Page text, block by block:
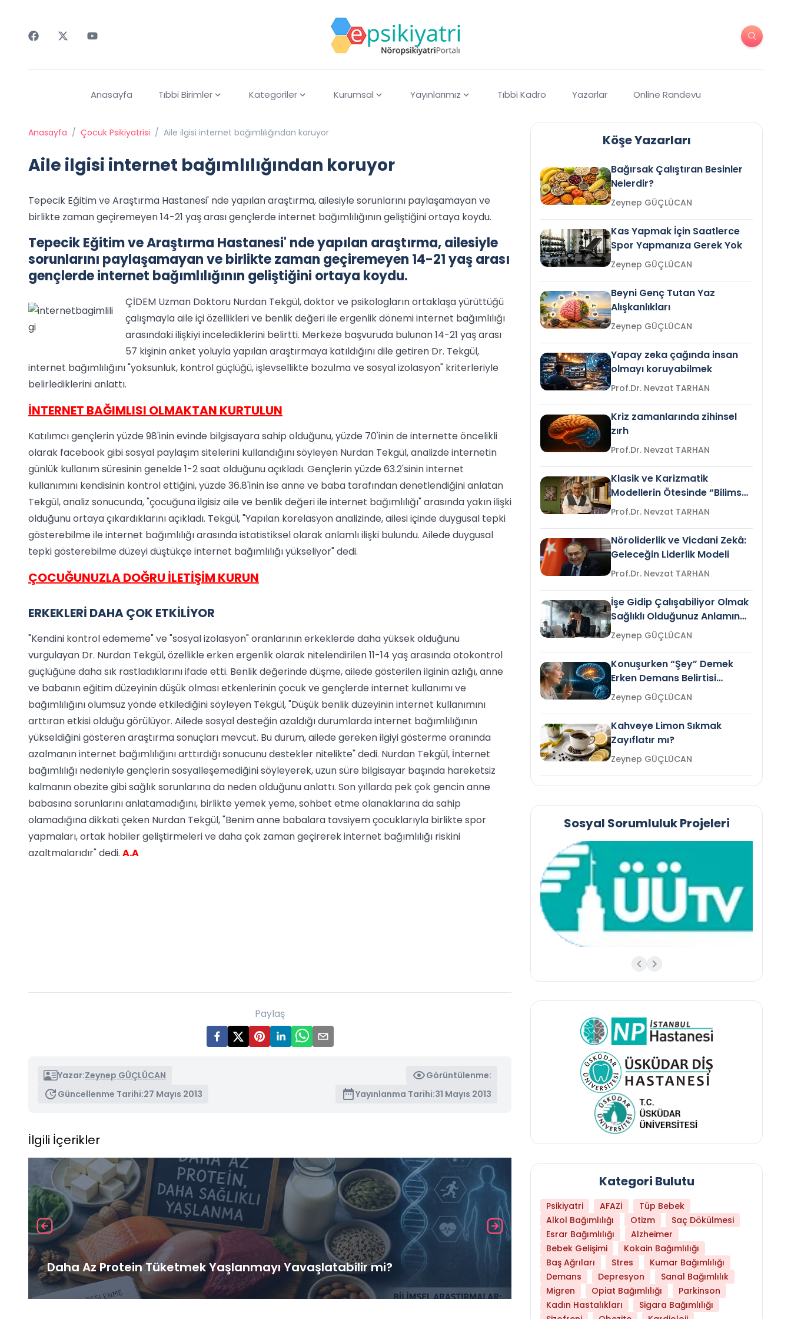
Anasayfa Tıbbi Birimler Kategoriler Kurumsal Yayınlarımız Tıbbi Kadro Yazarlar Online Randevu
Anasayfa / Çocuk Psikiyatrisi / Aile ilgisi internet bağımlılığından koruyor
Aile ilgisi internet bağımlılığından koruyor
Tepecik Eğitim ve Araştırma Hastanesi' nde yapılan araştırma, ailesiyle sorunlarını paylaşamayan ve
birlikte zaman geçiremeyen 14-21 yaş arası gençlerde internet bağımlılığının geliştiğini ortaya koydu.
Tepecik Eğitim ve Araştırma Hastanesi' nde yapılan araştırma, ailesiyle
sorunlarını paylaşamayan ve birlikte zaman geçiremeyen 14-21 yaş arası
gençlerde internet bağımlılığının geliştiğini ortaya koydu.
ÇİDEM Uzman Doktoru Nurdan Tekgül, doktor ve psikologların ortaklaşa yürüttüğü
çalışmayla aile içi özellikleri ve benlik değeri ile ergenlik dönemi internet bağımlılığı
arasındaki ilişkiyi incelediklerini belirtti. Merkeze başvuruda bulunan 14-21 yaş arası
57 kişinin anket yoluyla yapılan araştırmaya katıldığını dile getiren Dr. Tekgül,
internet bağımlılığını "yoksunluk, kontrol güçlüğü, işlevsellikte bozulma ve sosyal izolasyon" kriterleriyle
belirlediklerini anlattı.
İNTERNET BAĞIMLISI OLMAKTAN KURTULUN
Katılımcı gençlerin yüzde 98'inin evinde bilgisayara sahip olduğunu, yüzde 70'inin de internette öncelikli
olarak facebook gibi sosyal paylaşım sitelerini kullandığını söyleyen Nurdan Tekgül, analizde internetin
günlük kullanım süresinin genelde 1-2 saat olduğunu açıkladı. Gençlerin yüzde 63.2'sinin internet
kullanımını kendisinin kontrol ettiğini, yüzde 36.8'inin ise anne ve baba tarafından denetlendiğini anlatan
Tekgül, analiz sonucunda, "çocuğuna ilgisiz aile ve benlik değeri ile internet bağımlılığı" arasında yakın ilişki
olduğunu ortaya çıkardıklarını açıkladı. Tekgül, "Yapılan korelasyon analizinde, ailesi içinde duygusal tepki
gösterebilme ile internet bağımlılığı arasında istatistiksel olarak anlamlı ilişki bulundu. Ailede duygusal
tepki gösterebilme düzeyi düştükçe internet bağımlılığı yükseliyor" dedi.
ÇOCUĞUNUZLA DOĞRU İLETİŞİM KURUN
ERKEKLERİ DAHA ÇOK ETKİLİYOR
"Kendini kontrol edememe" ve "sosyal izolasyon" oranlarının erkeklerde daha yüksek olduğunu
vurgulayan Dr. Nurdan Tekgül, özellikle erken ergenlik olarak nitelendirilen 11-14 yaş arasında otokontrol
güçlüğüne daha sık rastladıklarını ifade etti. Benlik değerinde düşme, ailede gösterilen ilginin azlığı, anne
ve babanın eğitim düzeyinin düşük olması etkenlerinin çocuk ve gençlerde internet kullanımı ve
bağımlılığını olumsuz yönde etkilediğini söyleyen Tekgül, "Düşük benlik düzeyinin internet kullanımını
arttıran etkisi olduğu görülüyor. Ailede sosyal desteğin azaldığı durumlarda internet bağımlılığının
yükseldiğini gösteren araştırma sonuçları mevcut. Bu durum, ailede gereken ilgiyi gösterme oranında
azalmanın internet bağımlılığını arttırdığı sonucunu destekler nitelikte" dedi. Nurdan Tekgül, İnternet
bağımlılığı nedeniyle gençlerin sosyalleşemediğini söyleyerek, uzun süre bilgisayar başında hareketsiz
kalmanın obezite gibi sağlık sorunlarına da neden olduğunu anlattı. Son yıllarda pek çok gencin anne
babasına sorunlarını anlatamadığını, birlikte yemek yeme, sohbet etme olanaklarına da sahip
olamadığına dikkati çeken Nurdan Tekgül, "Benim anne babalara tavsiyem çocuklarıyla birlikte spor
yapmaları, ortak hobiler geliştirmeleri ve daha çok zaman geçirerek internet bağımlılığı riskini
azaltmalarıdır" dedi. A.A
Paylaş
Yazar:Zeynep GÜÇLÜCAN
Görüntülenme:
Güncellenme Tarihi:27 Mayıs 2013 Yayınlanma Tarihi:31 Mayıs 2013
İlgili İçerikler
Daha Az Protein Tüketmek Yaşlanmayı Yavaşlatabilir mi? Beyin Metastazı Nedir? Kanser Beyne Nasıl
Köşe Yazarları
Bağırsak Çalıştıran Besinler
Nelerdir?
Zeynep GÜÇLÜCAN
Kas Yapmak İçin Saatlerce
Spor Yapmanıza Gerek Yok
Zeynep GÜÇLÜCAN
Beyni Genç Tutan Yaz
Alışkanlıkları
Zeynep GÜÇLÜCAN
Yapay zeka çağında insan
olmayı koruyabilmek
Prof.Dr. Nevzat TARHAN
Kriz zamanlarında zihinsel
zırh
Prof.Dr. Nevzat TARHAN
Klasik ve Karizmatik
Modellerin Ötesinde “Bilimsel
Liderlik”
Prof.Dr. Nevzat TARHAN
Nöroliderlik ve Vicdani Zekâ:
Geleceğin Liderlik Modeli
Prof.Dr. Nevzat TARHAN
İşe Gidip Çalışabiliyor Olmak
Sağlıklı Olduğunuz Anlamına
Gelir mi?Zeynep GÜÇLÜCAN
Konuşurken “Şey” Demek
Erken Demans Belirtisi
Olabilir mi?Zeynep GÜÇLÜCAN
Kahveye Limon Sıkmak
Zayıflatır mı?
Zeynep GÜÇLÜCAN
Sosyal Sorumluluk Projeleri
Kategori Bulutu
Psikiyatri AFAZİ
Tüp Bebek
Alkol Bağımlılığı
Otizm
Saç Dökülmesi
Esrar Bağımlılığı
Alzheimer
Bebek Gelişimi
Kokain Bağımlılığı
Baş Ağrıları
Stres
Kumar Bağımlılığı
Demans
Depresyon
Sanal Bağımlılık
Migren
Opiat Bağımlılığı
Parkinson
Kadın Hastalıkları
Sigara Bağımlılığı